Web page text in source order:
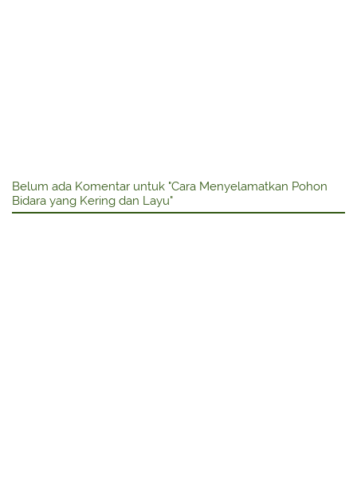
Belum ada Komentar untuk "Cara Menyelamatkan Pohon
Bidara yang Kering dan Layu"